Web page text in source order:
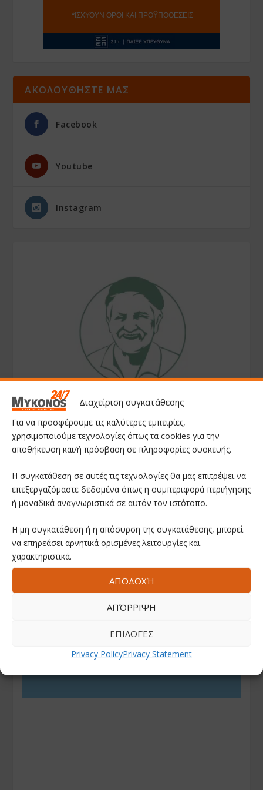
Διαχείριση συγκατάθεσης
Για να προσφέρουμε τις καλύτερες εμπειρίες,
χρησιμοποιούμε τεχνολογίες όπως τα cookies για την
αποθήκευση και/ή πρόσβαση σε πληροφορίες συσκευής.
Η συγκατάθεση σε αυτές τις τεχνολογίες θα μας επιτρέψει να
επεξεργαζόμαστε δεδομένα όπως η συμπεριφορά περιήγησης
ή μοναδικά αναγνωριστικά σε αυτόν τον ιστότοπο.
Η μη συγκατάθεση ή η απόσυρση της συγκατάθεσης, μπορεί
να επηρεάσει αρνητικά ορισμένες λειτουργίες και
χαρακτηριστικά.
ΑΠΟΔΟΧΉ
ΑΠΌΡΡΙΨΗ
ΕΠΙΛΟΓΈΣ
Privacy PolicyPrivacy Statement
ΑΚΟΛΟΥΘΗΣΤΕ ΜΑΣ
Facebook
Youtube
Instagram